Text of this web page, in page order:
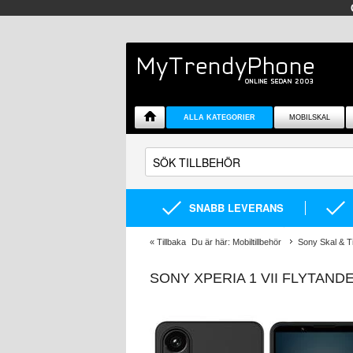
ALLA KATEGORIER MOBILSKAL
SNABB LEVERANS
« Tillbaka Du är här: Mobiltillbehör Sony Skal &
SONY XPERIA 1 VII